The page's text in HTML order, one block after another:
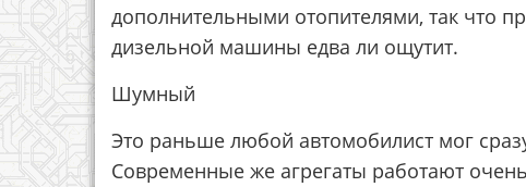
дополнительными отопителями, так что
дизельной машины едва ли ощутит.
Шумный
Это раньше любой автомобилист мог
Современные же агрегаты работают